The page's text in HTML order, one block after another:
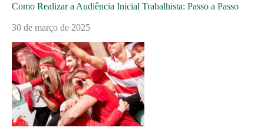
Como Realizar a Audiência Inicial Trabalhista: Passo a Passo
30 de março de 2025